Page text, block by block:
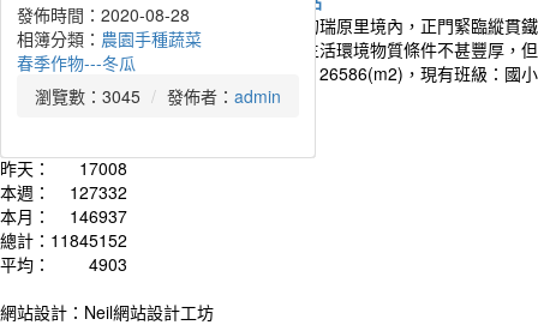
發佈時間：2020-09-18
相簿分類： 農園手種蔬菜
夏季作物-火龍果
瀏覽數：2155
發佈者： admin
發佈時間：2020-09-18
相簿分類： 農園手種蔬菜
夏季作物-洛神花
瀏覽數：1903
發佈者： admin
發佈時間：2020-09-03
相簿分類： 農園手種蔬菜
春季作物---小黃瓜
瀏覽數：3078
發佈者： 訪客
發佈時間：2020-09-03
相簿分類： 農園手種蔬菜
春季作物---南瓜
瀏覽數：2777
發佈者： 訪客
發佈時間：2020-08-28
相簿分類： 農園手種蔬菜
冬季作物---蘿蔔
瀏覽數：2490
發佈者： admin
發佈時間：2020-08-28
相簿分類： 農園手種蔬菜
冬季作物---結頭菜
瀏覽數：2704
發佈者： admin
發佈時間：2020-08-28
相簿分類： 農園手種蔬菜
冬季作物---高麗菜
瀏覽數：2241
發佈者： admin
發佈時間：2020-08-28
相簿分類： 農園手種蔬菜
冬季作物---茼蒿
瀏覽數：3201
發佈者： admin
發佈時間：2020-08-28
相簿分類： 農園手種蔬菜
冬季作物---香菜
瀏覽數：2258
發佈者： admin
發佈時間：2020-08-28
相簿分類： 農園手種蔬菜
冬季作物---芹菜
瀏覽數：3358
發佈者： admin
發佈時間：2020-08-28
相簿分類： 農園手種蔬菜
冬季作物---芥菜
瀏覽數：2285
發佈者： admin
發佈時間：2020-08-28
相簿分類： 農園手種蔬菜
冬季作物---大蒜
瀏覽數：2521
發佈者： admin
發佈時間：2020-08-28
相簿分類： 農園手種蔬菜
春季作物---辣椒
瀏覽數：2931
發佈者： admin
發佈時間：2020-08-28
相簿分類： 農園手種蔬菜
春季作物---蒲瓜
瀏覽數：2374
發佈者： admin
發佈時間：2020-08-28
相簿分類： 農園手種蔬菜
春季作物---絲瓜
瀏覽數：2871
發佈者： admin
發佈時間：2020-08-28
相簿分類： 農園手種蔬菜
春季作物---地瓜葉
瀏覽數：2549
發佈者： admin
發佈時間：2020-08-28
相簿分類： 農園手種蔬菜
春季作物---莧菜
瀏覽數：2812
發佈者： admin
發佈時間：2020-08-28
相簿分類： 農園手種蔬菜
春季作物---韭菜
瀏覽數：2775
發佈者： admin
發佈時間：2020-08-28
相簿分類： 農園手種蔬菜
春季作物---茄子
瀏覽數：3014
發佈者： admin
發佈時間：2020-08-28
相簿分類： 農園手種蔬菜
春季作物---秋葵
瀏覽數：2610
發佈者： admin
發佈時間：2020-08-28
相簿分類： 農園手種蔬菜
春季作物---冬瓜
瀏覽數：3045
發佈者： admin
瑞原國民小學位處桃園市南端楊梅區郊區的瑞原里境內，正門緊臨縱
樸的客家族及默默奉獻的教育伙伴，雖然生活環境物質條件不甚豐厚
本校創設於民國十一年四月。校地總面積：26586(m2)，現有班級：國
流量統計
昨天：
17008
本週：
127332
本月：
146937
總計： 11845152
平均：
4903
網站設計：Neil網站設計工坊